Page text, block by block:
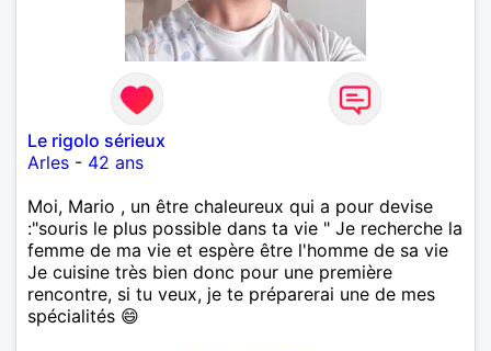
Le rigolo sérieux
Arles - 42 ans
Moi, Mario , un être chaleureux qui a pour devise
:"souris le plus possible dans ta vie " Je recherche la
femme de ma vie et espère être l'homme de sa vie
Je cuisine très bien donc pour une première
rencontre, si tu veux, je te préparerai une de mes
spécialités 😄